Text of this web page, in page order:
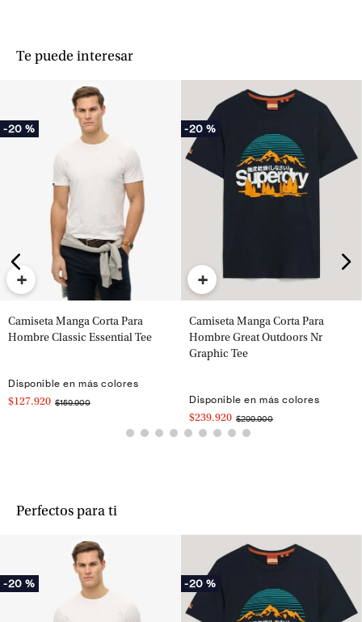
Te puede interesar
-20 %
+
Camiseta Manga Corta Para
Hombre Classic Essential Tee
Disponible en más colores
$127.920 $159.900
-20 %
+
Camiseta Manga Corta Para
Hombre Great Outdoors Nr
Graphic Tee
Disponible en más colores
$239.920 $299.900
Perfectos para ti
-20 % -20 %